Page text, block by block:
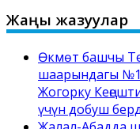
Жаңы жазуулар
Өкмөт башчы
шаарындагы
Жогорку
үчүн добуш